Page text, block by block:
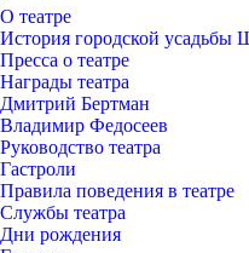
О театре
История городской
Пресса о театре
Награды театра
Дмитрий Бертман
Владимир Федосеев
Руководство театра
Гастроли
Правила поведения в театре
Службы театра
Дни рождения